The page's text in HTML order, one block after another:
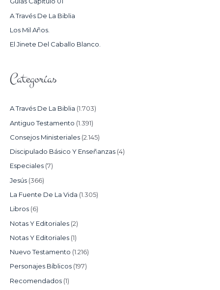
R
:
A Través De La Biblia
Los Mil Años.
El Jinete Del Caballo Blanco.
Categorías
A Través De La Biblia (1.703)
Antiguo Testamento (1.391)
Consejos Ministeriales (2.145)
Discipulado Básico Y Enseñanzas (4)
Especiales (7)
Jesús (366)
La Fuente De La Vida (1.305)
Libros (6)
Notas Y Editoriales (2)
Notas Y Editoriales (1)
Nuevo Testamento (1.216)
Personajes Bíblicos (197)
Recomendados (1)